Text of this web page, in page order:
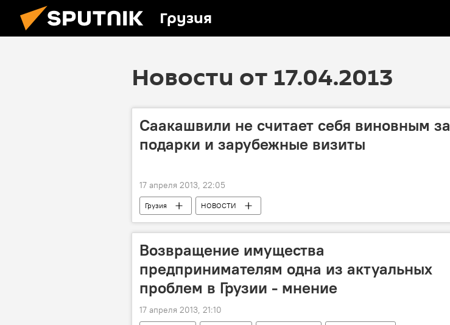
Грузия
Новости от 17.04.2013
Саакашвили не считает себя виновным за
подарки и зарубежные визиты
17 апреля 2013, 22:05
Грузия НОВОСТИ
Возвращение имущества
предпринимателям одна из актуальных
проблем в Грузии - мнение
17 апреля 2013, 21:10